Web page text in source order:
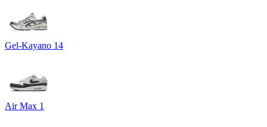
Gel-Kayano 14
Air Max 1